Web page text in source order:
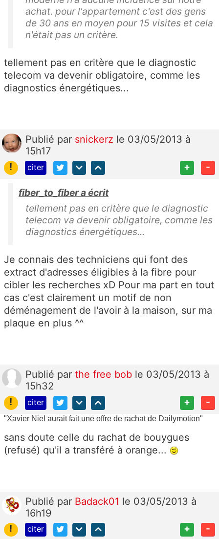
achat. pour l'appartement c'est des gens
de 30 ans en moyen pour 15 visites et cela
n'était pas un critère.
tellement pas en critère que le diagnostic
telecom va devenir obligatoire, comme les
diagnostics énergétiques...
Publié par snickerz le 03/05/2013 à
15h17
!
citer + -
fiber_to_fiber a écrit
tellement pas en critère que le diagnostic
telecom va devenir obligatoire, comme les
diagnostics énergétiques...
Je connais des techniciens qui font des
extract d'adresses éligibles à la fibre pour
cibler les recherches xD Pour ma part en tout
cas c'est clairement un motif de non
déménagement de l'avoir à la maison, sur ma
plaque en plus ^^
Publié par the free bob le 03/05/2013 à
15h32
!
citer + -
"Xavier Niel aurait fait une offre de rachat de Dailymotion"
sans doute celle du rachat de bouygues
(refusé) qu'il a transféré à orange...
Publié par Badack01 le 03/05/2013 à
16h19
!
citer + -